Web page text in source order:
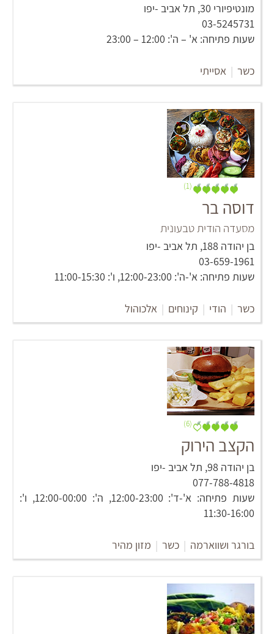
מונטיפיורי 30, תל אביב -יפו
03-5245731
שעות פתיחה: א' – ה': 12:00 – 23:00
כשר | אסייתי
(1)
דוסה בר
מסעדה הודית טבעונית
‏בן יהודה 188‏, תל אביב -יפו
03-659-1961
שעות פתיחה: א'-ה': 12:00-23:00, ו': 11:00-15:30
כשר | הודי | קינוחים | אלכוהול
(6)
הקצב הירוק
בן יהודה 98‏, תל אביב -יפו
077-788-4818
שעות פתיחה: א'-ד': 12:00-23:00, ה': 12:00-00:00, ו':
11:30-16:00
בורגר ושווארמה | כשר | מזון מהיר